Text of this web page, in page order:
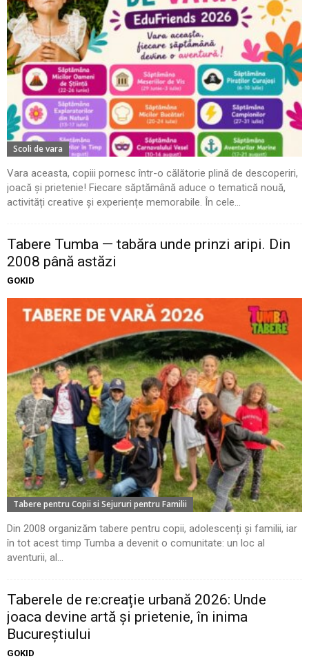
Scoli de vara
Vara aceasta, copiii pornesc într-o călătorie plină de descoperiri,
joacă și prietenie! Fiecare săptămână aduce o tematică nouă,
activități creative și experiențe memorabile. În cele...
Tabere Tumba — tabăra unde prinzi aripi. Din
2008 până astăzi
GOKID
Tabere pentru Copii si Sejururi pentru Familii
Din 2008 organizăm tabere pentru copii, adolescenți și familii, iar
în tot acest timp Tumba a devenit o comunitate: un loc al
aventurii, al...
Taberele de re:creație urbană 2026: Unde
joaca devine artă și prietenie, în inima
Bucureștiului
GOKID